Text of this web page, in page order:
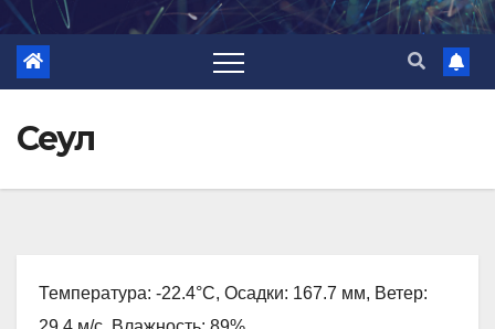
Сеул
Температура: -22.4°C, Осадки: 167.7 мм, Ветер: